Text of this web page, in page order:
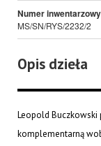
Numer
MS/SN/RYS/2232/2
Opis dzieła
Leopold Buczkowski
komplementarną